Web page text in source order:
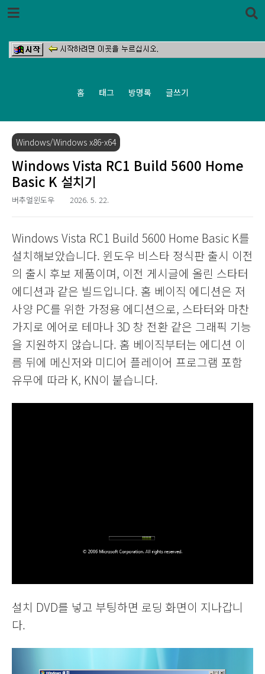
본문 바로가기
홈 태그 방명록 글쓰기
Windows/Windows x86-x64
Windows Vista RC1 Build 5600 Home
Basic K 설치기
버추얼윈도우 2026. 5. 22.
Windows Vista RC1 Build 5600 Home Basic K를
설치해보았습니다. 윈도우 비스타 정식판 출시 이전
의 출시 후보 제품이며, 이전 게시글에 올린 스타터
에디션과 같은 빌드입니다. 홈 베이직 에디션은 저
사양 PC를 위한 가정용 에디션으로, 스타터와 마찬
가지로 에어로 테마나 3D 창 전환 같은 그래픽 기능
을 지원하지 않습니다. 홈 베이직부터는 에디션 이
름 뒤에 메신저와 미디어 플레이어 프로그램 포함
유무에 따라 K, KN이 붙습니다.
설치 DVD를 넣고 부팅하면 로딩 화면이 지나갑니
다.